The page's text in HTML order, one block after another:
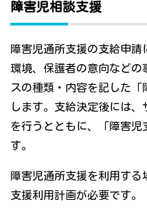
障害児相談支援
障害児通所支援の支給申
環境、保護者の意向など
スの種類・内容を記した
します。支給決定後には
を行うとともに、「障害
す。
障害児通所支援を利用す
支援利用計画が必要です。